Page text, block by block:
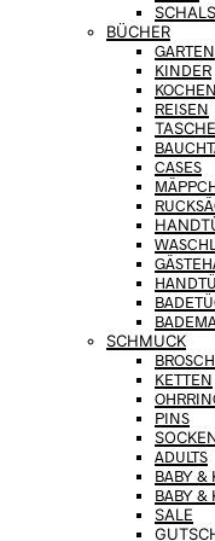
SCHALS
BÜCHER
GARTEN
KINDER
KOCHEN
REISEN
CASES
SCHMUCK
KETTEN
PINS
ADULTS
BABY &
BABY &
SALE